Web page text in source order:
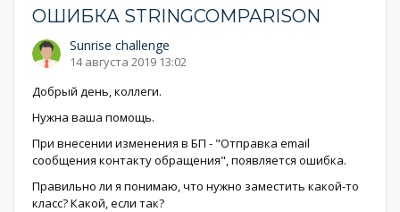
ОШИБКА STRINGCOMPARISON
Sunrise challenge
14 августа 2019 13:02
Добрый день, коллеги.
Нужна ваша помощь.
При внесении изменения в БП - "Отправка email
сообщения контакту обращения", появляется ошибка.
Правильно ли я понимаю, что нужно заместить какой-то
класс? Какой, если так?